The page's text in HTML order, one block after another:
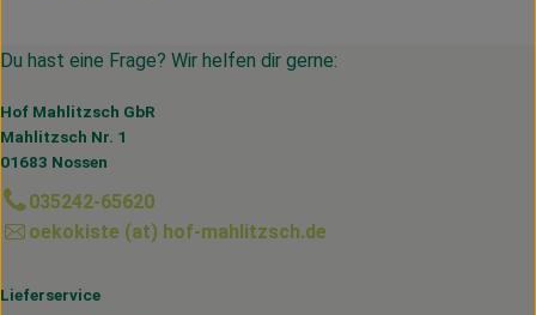
Du hast eine Frage? Wir helfen dir gerne:
Hof Mahlitzsch GbR
Mahlitzsch Nr. 1
01683 Nossen
035242-65620
oekokiste (at) hof-mahlitzsch.de
Lieferservice